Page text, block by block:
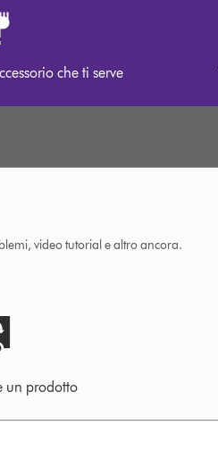
che ti serve
video tutorial e altro ancora.
un prodotto